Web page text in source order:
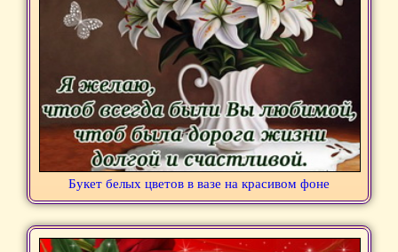
Букет белых цветов в вазе на красивом фоне